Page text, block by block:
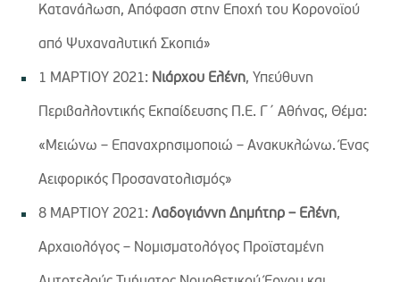
Κατανάλωση, Απόφαση στην Εποχή του Κορονοϊού
από Ψυχαναλυτική Σκοπιά»
1 ΜΑΡΤΙΟΥ 2021: Νιάρχου Ελένη, Υπεύθυνη
Περιβαλλοντικής Εκπαίδευσης Π.Ε. Γ΄ Αθήνας, Θέμα:
«Μειώνω – Επαναχρησιμοποιώ – Ανακυκλώνω. Ένας
Αειφορικός Προσανατολισμός»
8 ΜΑΡΤΙΟΥ 2021:Λαδογιάννη Δημήτηρ – Ελένη,
Αρχαιολόγος – Νομισματολόγος Προϊσταμένη